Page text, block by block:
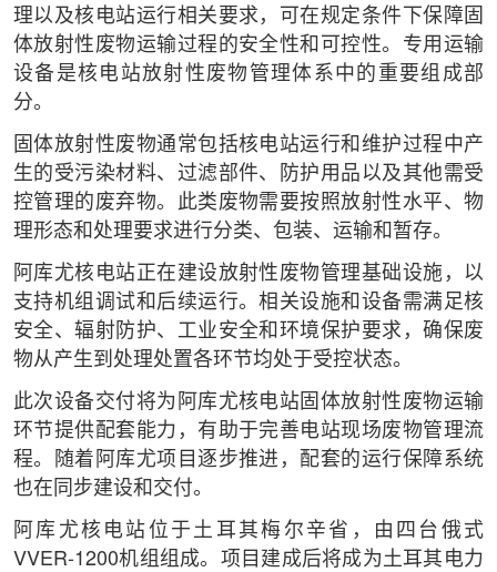
理以及核电站运行相关要求，可在规定条件下保障固
体放射性废物运输过程的安全性和可控性。专用运输
设备是核电站放射性废物管理体系中的重要组成部
分。
固体放射性废物通常包括核电站运行和维护过程中产
生的受污染材料、过滤部件、防护用品以及其他需受
控管理的废弃物。此类废物需要按照放射性水平、物
理形态和处理要求进行分类、包装、运输和暂存。
阿库尤核电站正在建设放射性废物管理基础设施，以
支持机组调试和后续运行。相关设施和设备需满足核
安全、辐射防护、工业安全和环境保护要求，确保废
物从产生到处理处置各环节均处于受控状态。
此次设备交付将为阿库尤核电站固体放射性废物运输
环节提供配套能力，有助于完善电站现场废物管理流
程。随着阿库尤项目逐步推进，配套的运行保障系统
也在同步建设和交付。
阿库尤核电站位于土耳其梅尔辛省，由四台俄式
VVER-1200机组组成。项目建成后将成为土耳其电力